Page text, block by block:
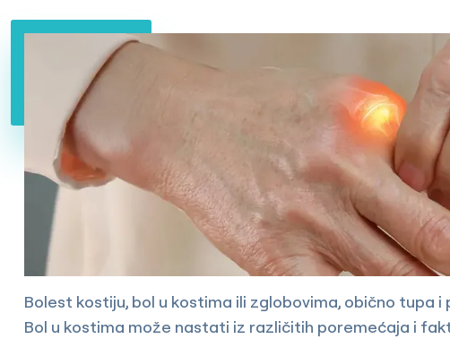
Bolest kostiju, bol u kostima ili zglobovima, obično tupa
Bol u kostima može nastati iz različitih poremećaja i